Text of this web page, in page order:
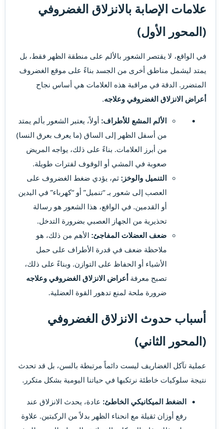
علامات الإصابة بالانزلاق الغضروفي
(المحور الأول)
في الواقع، لا يقتصر الشعور بالألم على منطقة الظهر فقط، بل
يمتد ليشمل مناطق أخرى من الجسد بناءً على موقع الغضروف
المتضرر. الدقة في مراقبة هذه العلامات هي أساس نجاح
أعراض الانزلاق الغضروفي وعلاجه.
الألم المشع للأطراف: أولاً، يعتبر الشعور بألم يمتد
من أسفل الظهر إلى الساق (ما يعرف بعرق النسا)
من أبرز العلامات. بناءً على ذلك، يواجه المريض
صعوبة في المشي أو الوقوف لفترات طويلة.
التنميل والوخز: ثم، يؤدي ضغط الغضروف على
العصب إلى شعور بـ “تنميل” أو “كهرباء” في اليدين
أو القدمين. في الواقع، هذا الشعور هو رسالة
تحذيرية من الجهاز العصبي بضرورة التدخل.
ضعف العضلات المفاجئ: الأهم من ذلك، هو
ملاحظة ضعف في قدرة الأطراف على حمل
الأشياء أو الحفاظ على التوازن. وبناءً على ذلك،
تصبح معرفة أعراض الانزلاق الغضروفي وعلاجه
ضرورة ملحة لمنع تدهور القوة العضلية.
أسباب حدوث الانزلاق الغضروفي
(المحور الثاني)
عملية تآكل الغضاريف ليست دائماً مرتبطة بالسن، بل قد تحدث
نتيجة سلوكيات خاطئة نرتكبها في حياتنا اليومية بشكل متكرر.
الضغط الميكانيكي الخاطئ: عادة، يحدث الانزلاق عند
رفع أوزان ثقيلة مع انحناء الظهر بدلاً من الركبتين. علاوة